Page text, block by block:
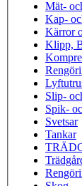
Mät-
Kap-
Kärror
Klipp,
Slip-
Spik-
Svetsar
Tankar